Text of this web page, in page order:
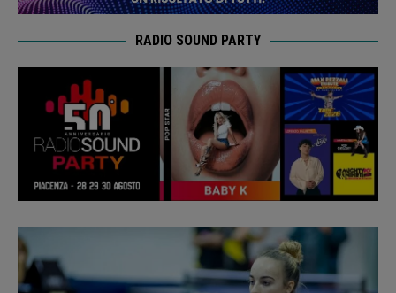
RADIO SOUND PARTY